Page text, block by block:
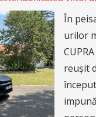
ce amintește
sportivă
Am pus la
»
|Published:August
cu Omoda 9